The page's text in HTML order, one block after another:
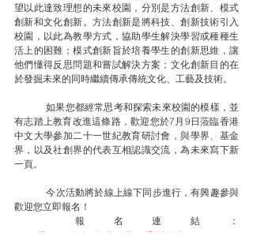
望以此達致理想的未來校園，分別是方法創新、模式
創新和文化創新。方法創新是將科技、創新技術引入
校園，以此為教學方式，協助學生解決學習或種種生
活上的困難；模式創新旨於培養學生的創新思維，讓
他們懂得反思問題和嘗試解決方案；文化創新目的在
於發掘未來的同時繼續傳承傳統文化、工藝及技術。
	如果您都經常思考和探索未來校園的模樣，並
有志踏上教育改進這條路，歡迎您於7月9日蒞臨香港
中文大學參加二十一世紀教育研討會，與學界、基金
界，以及社創界的代表互相認識交流，為未來寫下新
一頁。
歡迎您立即報名！
	報名連結：
https://forms.gle/cqNy5m15goeD96Kq9